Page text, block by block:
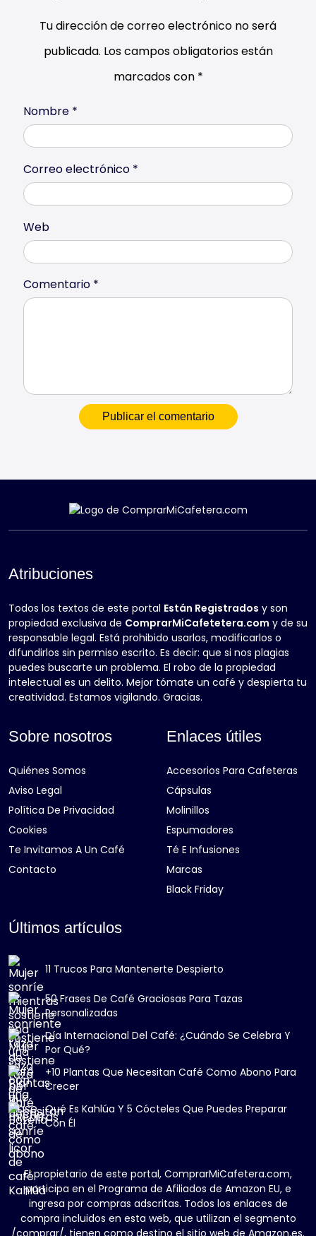
Tu dirección de correo electrónico no será
publicada. Los campos obligatorios están
marcados con *
Comentario *
Nombre *
Correo electrónico *
Web
Atribuciones
Todos los textos de este portal Están Registrados y son
propiedad exclusiva de ComprarMiCafetetera.com y de su
responsable legal. Está prohibido usarlos, modificarlos o
difundirlos sin permiso escrito. Es decir: que si nos plagias
puedes buscarte un problema. El robo de la propiedad
intelectual es un delito. Mejor tómate un café y despierta tu
creatividad. Estamos vigilando. Gracias.
Sobre nosotros
Quiénes Somos
Aviso Legal
Política De Privacidad
Cookies
Te Invitamos A Un Café
Contacto
Enlaces útiles
Accesorios Para Cafeteras
Cápsulas
Molinillos
Espumadores
Té E Infusiones
Marcas
Black Friday
Últimos artículos
11 Trucos Para Mantenerte Despierto
50 Frases De Café Graciosas Para Tazas
Personalizadas
Día Internacional Del Café: ¿Cuándo Se Celebra Y
Por Qué?
+10 Plantas Que Necesitan Café Como Abono Para
Crecer
Qué Es Kahlúa Y 5 Cócteles Que Puedes Preparar
Con Él
El propietario de este portal, ComprarMiCafetera.com,
participa en el Programa de Afiliados de Amazon EU, e
ingresa por compras adscritas. Todos los enlaces de
compra incluidos en esta web, que utilizan el segmento
/comprar/, tienen como destino el sitio web de Amazon.es.